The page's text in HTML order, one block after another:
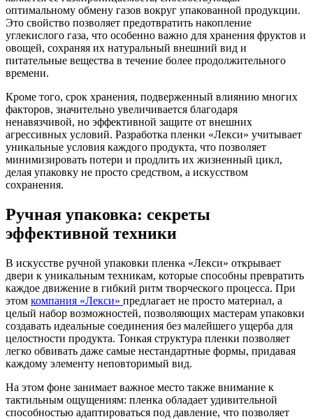
оптимальному обмену газов вокруг упакованной продукции.
Это свойство позволяет предотвратить накопление
углекислого газа, что особенно важно для хранения фруктов и
овощей, сохраняя их натуральный внешний вид и
питательные вещества в течение более продолжительного
времени.
Кроме того, срок хранения, подверженный влиянию многих
факторов, значительно увеличивается благодаря
ненавязчивой, но эффективной защите от внешних
агрессивных условий. Разработка пленки «Лекси» учитывает
уникальные условия каждого продукта, что позволяет
минимизировать потери и продлить их жизненный цикл,
делая упаковку не просто средством, а искусством
сохранения.
Ручная упаковка: секреты
эффективной техники
В искусстве ручной упаковки пленка «Лекси» открывает
двери к уникальным техникам, которые способны превратить
каждое движение в гибкий ритм творческого процесса. При
этом компания «Лекси» предлагает не просто материал, а
целый набор возможностей, позволяющих мастерам упаковки
создавать идеальные соединения без малейшего ущерба для
целостности продукта. Тонкая структура пленки позволяет
легко обвивать даже самые нестандартные формы, придавая
каждому элементу неповторимый вид.
На этом фоне занимает важное место также внимание к
тактильным ощущениям: пленка обладает удивительной
способностью адаптироваться под давление, что позволяет